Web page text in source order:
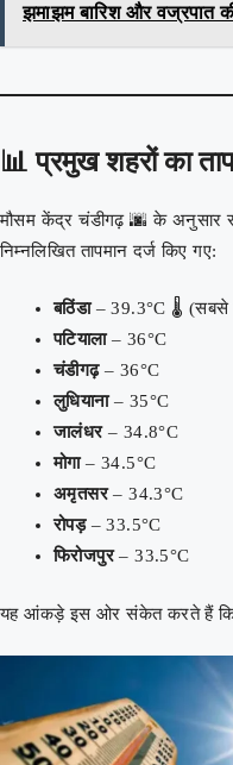
झमाझम बारिश और वज्रपात
📊 प्रमुख शहरों का
मौसम केंद्र चंडीगढ़ 🌆 के अनुसार
निम्नलिखित तापमान दर्ज किए गए:
बठिंडा– 39.3°C 🌡️ (सबसे
पटियाला– 36°C
चंडीगढ़– 36°C
लुधियाना– 35°C
जालंधर– 34.8°C
मोगा– 34.5°C
अमृतसर– 34.3°C
रोपड़– 33.5°C
फिरोजपुर– 33.5°C
यह आंकड़े इस ओर संकेत करते हैं कि